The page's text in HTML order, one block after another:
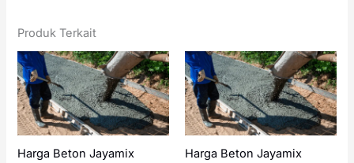
Produk Terkait
Harga Beton Jayamix
Harga Beton Jayamix